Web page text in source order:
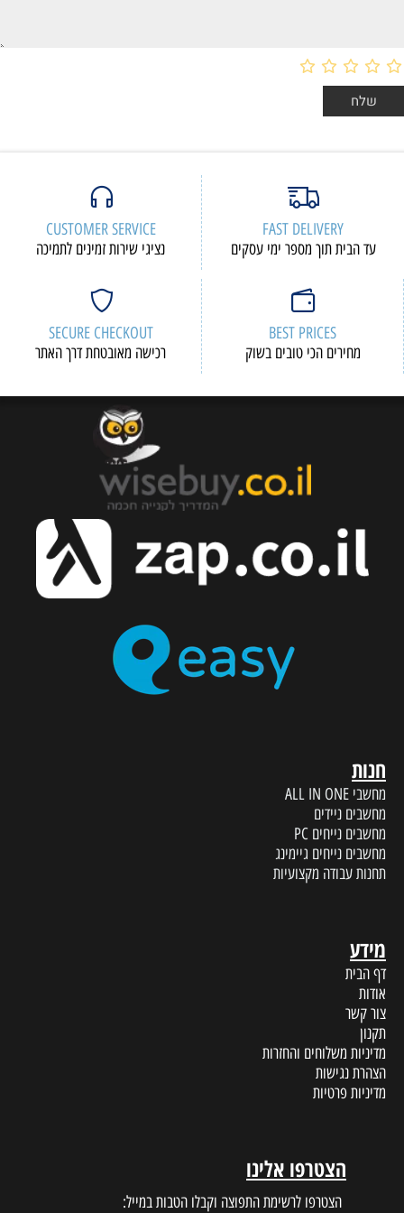
FAST DELIVERY
עד הבית תוך מספר ימי עסקים
CUSTOMER SERVICE
נציגי שירות זמינים לתמיכה
BEST PRICES
מחירים הכי טובים בשוק
SECURE CHECKOUT
רכישה מאובטחת דרך האתר
חנות
מחשבי ALL IN ONE
מחשבים ניידים
מחשבים נייחים PC
מחשבים נייחים גיימינג
תחנות עבודה מקצועיות
מידע
דף הבית
אודות
צור קשר
תקנון
מדיניות משלוחים והחזרות
הצהרת נגישות
מדיניות פרטיות
הצטרפו אלינו
הצטרפו לרשימת התפוצה וקבלו הטבות במייל: